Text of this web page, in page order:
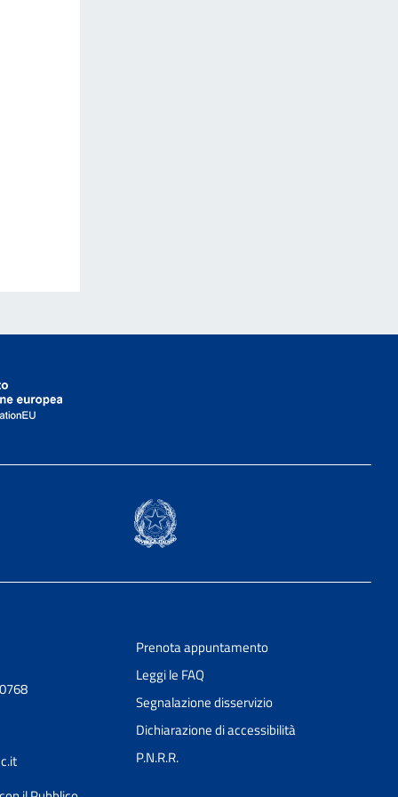
Prenota appuntamento
Leggi le FAQ
Segnalazione disservizio
Dichiarazione di accessibilità
P.N.R.R.